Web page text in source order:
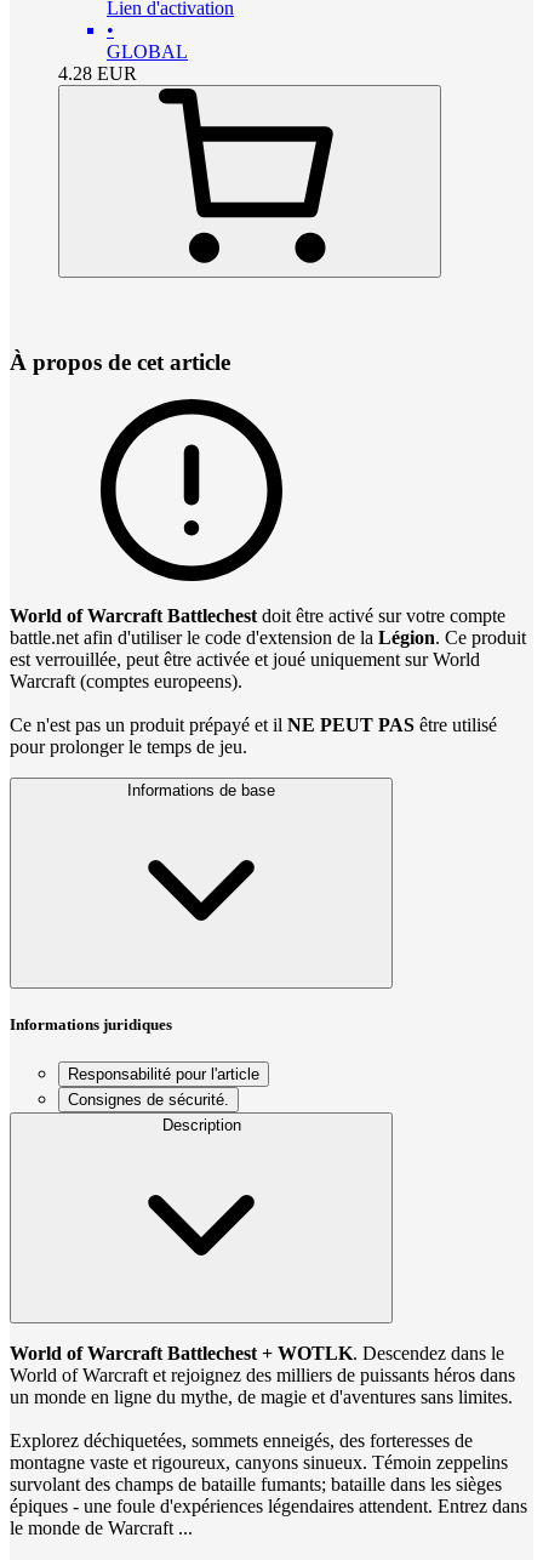
Lien d'activation
•
GLOBAL
4.28 EUR
À propos de cet article
World of Warcraft Battlechest doit être activé sur votre compte
battle.net afin d'utiliser le code d'extension de la Légion. Ce produit
est verrouillée, peut être activée et joué uniquement sur ​​World
Warcraft (comptes europeens).
Ce n'est pas un produit prépayé et il NE PEUT PAS être utilisé
pour prolonger le temps de jeu.
Informations de base
Informations juridiques
Responsabilité pour l'article
Consignes de sécurité.
Description
World of Warcraft Battlechest + WOTLK. Descendez dans le
World of Warcraft et rejoignez des milliers de puissants héros dans
un monde en ligne du mythe, de magie et d'aventures sans limites.
Explorez déchiquetées, sommets enneigés, des forteresses de
montagne vaste et rigoureux, canyons sinueux. Témoin zeppelins
survolant des champs de bataille fumants; bataille dans les sièges
épiques - une foule d'expériences légendaires attendent. Entrez dans
le monde de Warcraft ...